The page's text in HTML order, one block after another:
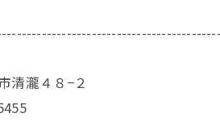
清瀧４８−２